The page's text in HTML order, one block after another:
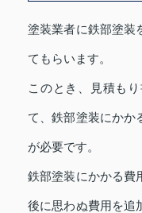
塗装業者に鉄部塗装
てもらいます。
このとき、見積も
て、鉄部塗装にかか
が必要です。
鉄部塗装にかかる費
後に思わぬ費用を追